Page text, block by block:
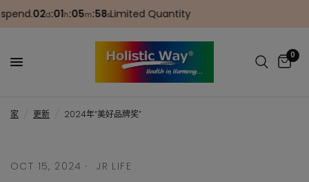
02d:01h:05m:58sLimited Quantity
0
家 更新 2024年“美好品牌奖”
OCT 15, 2024 JR LIFE